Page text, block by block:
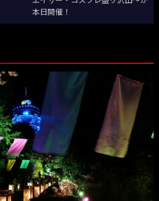
本日開催！